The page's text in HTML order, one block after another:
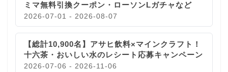
ミマ無料引換クーポン・ローソンLガチャなど
2026-07-01 - 2026-08-07
【総計10,900名】アサヒ飲料×マインクラフト！
十六茶・おいしい水のレシート応募キャンペーン
2026-07-06 - 2026-11-06